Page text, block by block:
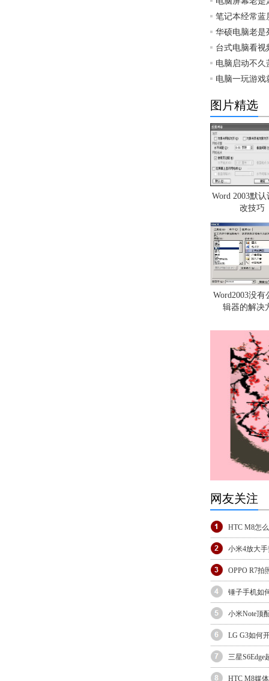
笔记本经常蓝
华硕电脑老是
台式电脑看视
电脑启动不久
电脑一玩游戏
图片精选
Word 2003默
改技巧
Word2003没有
辑器的解决
网友关注
HTC M8怎
小米4放大
OPPO R7拍
锤子手机如
小米Note顶
LG G3如何
三星
HTC M8媒